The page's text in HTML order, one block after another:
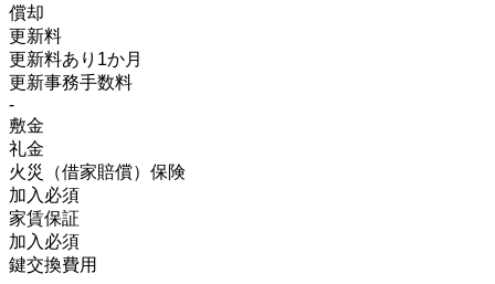
償却
更新料
更新料あり1か月
更新事務手数料
-
敷金
礼金
火災（借家賠償）保険
加入必須
家賃保証
加入必須
鍵交換費用